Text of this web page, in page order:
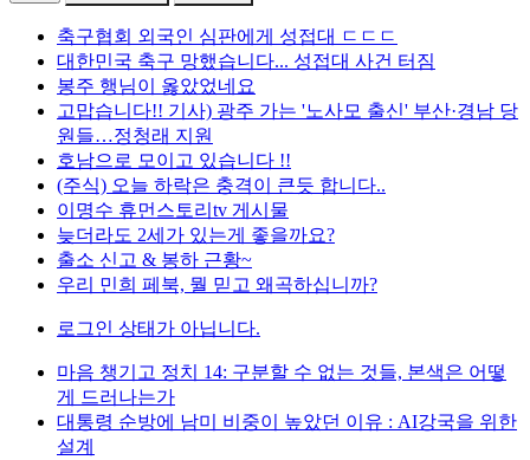
축구협회 외국인 심판에게 성접대 ㄷㄷㄷ
대한민국 축구 망했습니다... 성접대 사건 터짐
봉주 행님이 옳았었네요
고맙습니다!! 기사) 광주 가는 '노사모 출신' 부산·경남 당
원들…정청래 지원
호남으로 모이고 있습니다 !!
(주식) 오늘 하락은 충격이 큰듯 합니다..
이명수 휴먼스토리tv 게시물
늦더라도 2세가 있는게 좋을까요?
출소 신고 & 봉하 근황~
우리 민희 페북, 뭘 믿고 왜곡하십니까?
로그인 상태가 아닙니다.
마음 챙기고 정치 14: 구분할 수 없는 것들, 본색은 어떻
게 드러나는가
대통령 순방에 남미 비중이 높았던 이유 : AI강국을 위한
설계